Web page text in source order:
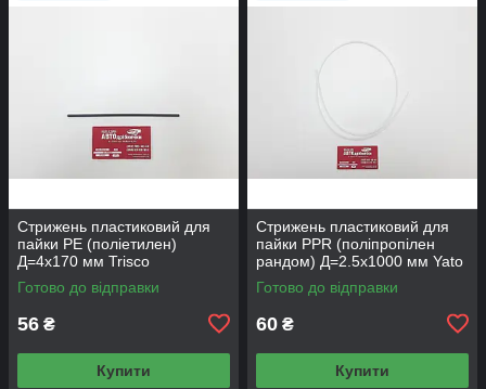
Стрижень пластиковий для
пайки PE (поліетилен)
Д=4х170 мм Trisco
Готово до відправки
56 ₴
Купити
Стрижень пластиковий для
пайки PPR (поліпропілен
рандом) Д=2.5х1000 мм Yato
Готово до відправки
60 ₴
Купити